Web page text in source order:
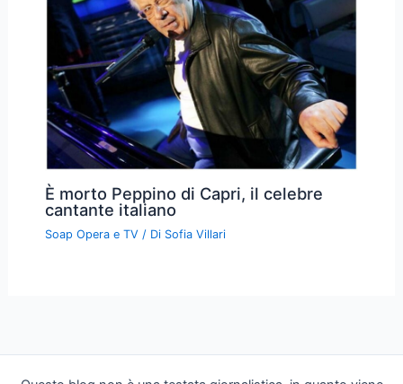
È morto Peppino di Capri, il celebre
cantante italiano
Soap Opera e TV / Di Sofia Villari